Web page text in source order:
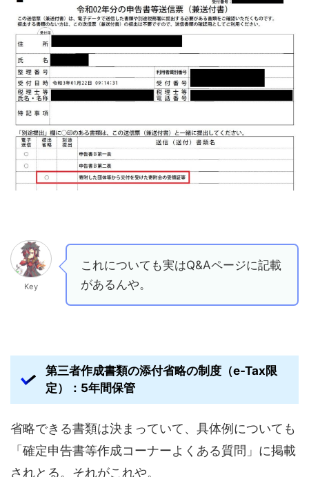
Key
これについても実はQ&Aページに記載
があるんや。
第三者作成書類の添付省略の制度（e-Tax限
定）：5年間保管
省略できる書類は決まっていて、具体例についても
「確定申告書等作成コーナーよくある質問」に掲載
されとる。それがこれや。